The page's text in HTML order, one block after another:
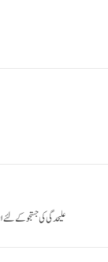
علیحدگی کی جستجو کے لئے